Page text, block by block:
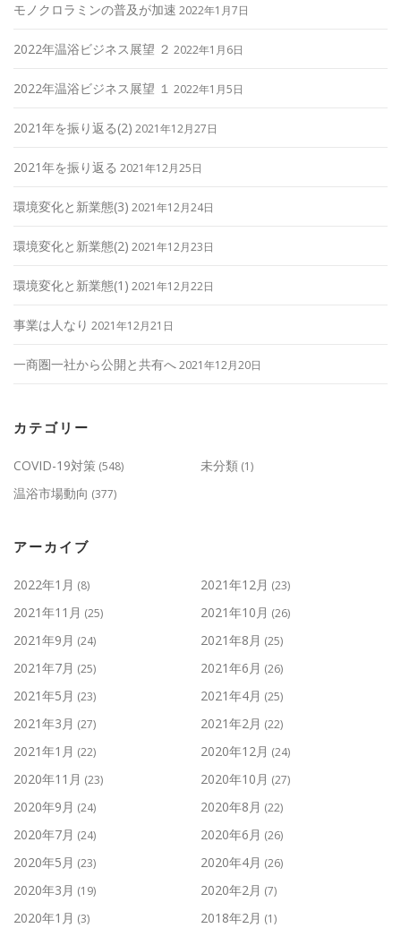
モノクロラミンの普及が加速 2022年1月7日
2022年温浴ビジネス展望 ２ 2022年1月6日
2022年温浴ビジネス展望 １ 2022年1月5日
2021年を振り返る(2) 2021年12月27日
2021年を振り返る 2021年12月25日
環境変化と新業態(3) 2021年12月24日
環境変化と新業態(2) 2021年12月23日
環境変化と新業態(1) 2021年12月22日
事業は人なり 2021年12月21日
一商圏一社から公開と共有へ2021年12月20日
カテゴリー
COVID-19対策 (548) 未分類 (1)
温浴市場動向 (377)
アーカイブ
2022年1月 (8) 2021年12月 (23)
2021年11月 (25) 2021年10月 (26)
2021年9月 (24) 2021年8月 (25)
2021年7月 (25) 2021年6月 (26)
2021年5月 (23) 2021年4月 (25)
2021年3月 (27) 2021年2月 (22)
2021年1月 (22) 2020年12月 (24)
2020年11月 (23) 2020年10月 (27)
2020年9月 (24) 2020年8月 (22)
2020年7月 (24) 2020年6月 (26)
2020年5月 (23) 2020年4月 (26)
2020年3月 (19) 2020年2月 (7)
2020年1月 (3) 2018年2月 (1)